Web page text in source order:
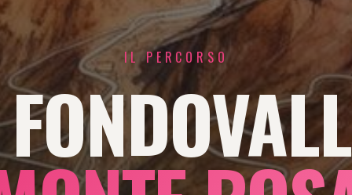
IL PERCORSO